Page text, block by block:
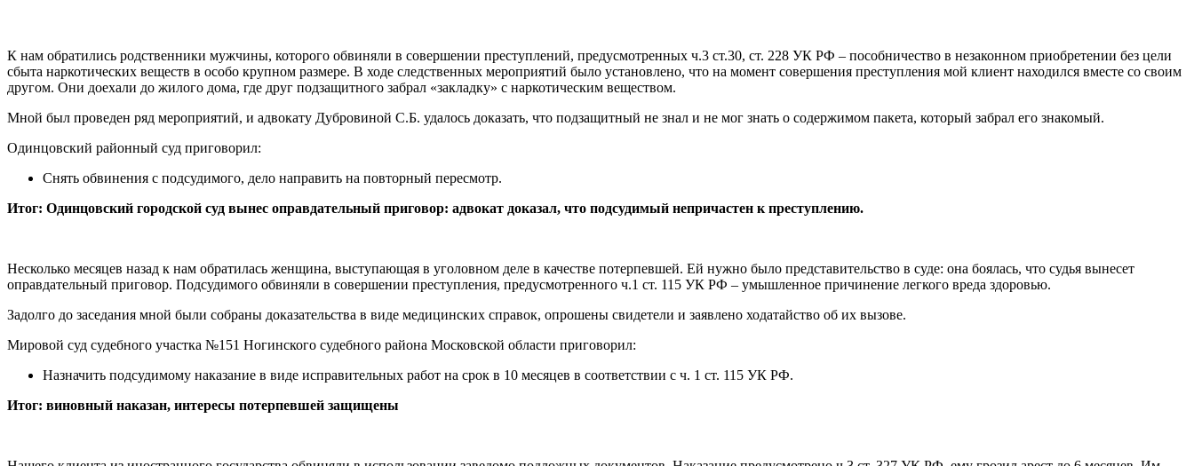
К нам обратились родственники мужчины, которого обвиняли в совершении преступлений, предусмотренных ч.3 ст.30, ст. 228 УК РФ – пособничество в незаконном приобретении без цели
сбыта наркотических веществ в особо крупном размере. В ходе следственных мероприятий было установлено, что на момент совершения преступления мой клиент находился вместе со своим
другом. Они доехали до жилого дома, где друг подзащитного забрал «закладку» с наркотическим веществом.
Мной был проведен ряд мероприятий, и адвокату Дубровиной С.Б. удалось доказать, что подзащитный не знал и не мог знать о содержимом пакета, который забрал его знакомый.
Одинцовский районный суд приговорил:
Снять обвинения с подсудимого, дело направить на повторный пересмотр.
Итог: Одинцовский городской суд вынес оправдательный приговор: адвокат доказал, что подсудимый непричастен к преступлению.
Несколько месяцев назад к нам обратилась женщина, выступающая в уголовном деле в качестве потерпевшей. Ей нужно было представительство в суде: она боялась, что судья вынесет
оправдательный приговор. Подсудимого обвиняли в совершении преступления, предусмотренного ч.1 ст. 115 УК РФ – умышленное причинение легкого вреда здоровью.
Задолго до заседания мной были собраны доказательства в виде медицинских справок, опрошены свидетели и заявлено ходатайство об их вызове.
Мировой суд судебного участка №151 Ногинского судебного района Московской области приговорил:
Назначить подсудимому наказание в виде исправительных работ на срок в 10 месяцев в соответствии с ч. 1 ст. 115 УК РФ.
Итог: виновный наказан, интересы потерпевшей защищены